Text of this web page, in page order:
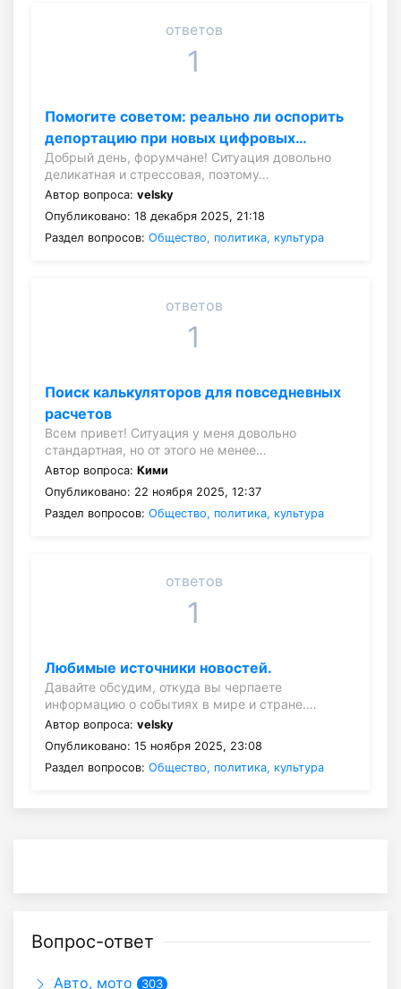
ответов
1
Помогите советом: реально ли оспорить
депортацию при новых цифровых…
Добрый день, форумчане! Ситуация довольно
деликатная и стрессовая, поэтому…
Автор вопроса: velsky
Опубликовано: 18 декабря 2025, 21:18
Раздел вопросов: Общество, политика, культура
ответов
1
Поиск калькуляторов для повседневных
расчетов
Всем привет! Ситуация у меня довольно
стандартная, но от этого не менее…
Автор вопроса: Кими
Опубликовано: 22 ноября 2025, 12:37
Раздел вопросов: Общество, политика, культура
ответов
1
Любимые источники новостей.
Давайте обсудим, откуда вы черпаете
информацию о событиях в мире и стране.…
Автор вопроса: velsky
Опубликовано: 15 ноября 2025, 23:08
Раздел вопросов: Общество, политика, культура
Вопрос-ответ
Авто, мото 303